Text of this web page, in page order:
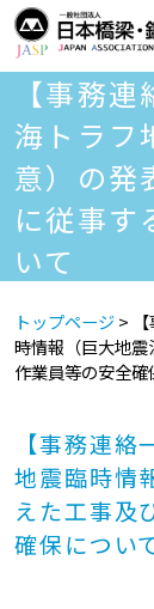
【事務
海トラフ
意）の発
に従事す
いて
トップページ>
時情報（巨大地
作業員等の安全確
【事務連
地震臨時情
えた工事及
確保につい